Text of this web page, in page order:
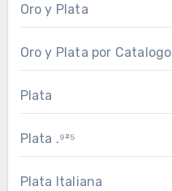
Oro y Plata
Oro y Plata por Catalogo
Plata
Plata .⁹²⁵
Plata Italiana